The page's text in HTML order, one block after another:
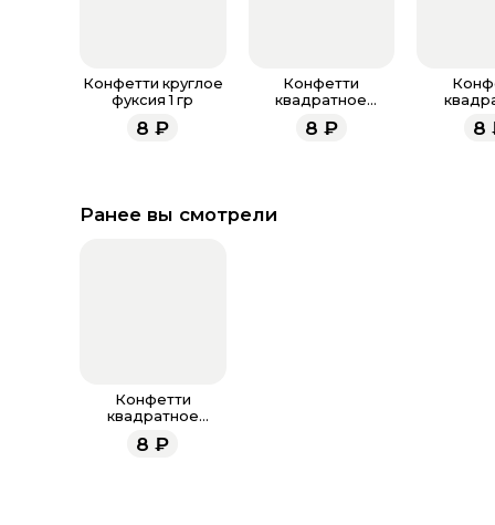
Конфетти круглое
фуксия 1 гр
8 ₽
Конфетти
квадратное
8 ₽ 8
Ранее вы смотрели
Конфетти
квадратное
зеленое 1 гр
8 ₽